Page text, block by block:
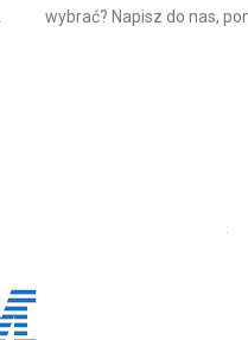
wybrać? Napisz do nas,